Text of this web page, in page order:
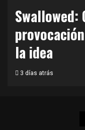
Swallowed:
la idea
3 días atrás